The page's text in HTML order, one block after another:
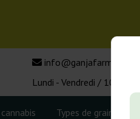
info@ganjafarmer.fr
Lundi - Vendredi / 10:00 -
Types de graines